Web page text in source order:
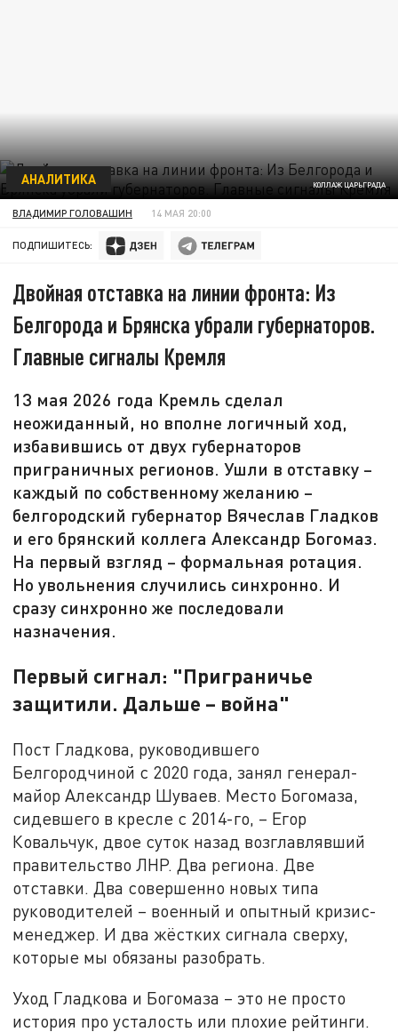
КОЛЛАЖ ЦАРЬГРАДА
АНАЛИТИКА
ВЛАДИМИР ГОЛОВАШИН 14 МАЯ 20:00
ПОДПИШИТЕСЬ:
Двойная отставка на линии фронта: Из
Белгорода и Брянска убрали губернаторов.
Главные сигналы Кремля
13 мая 2026 года Кремль сделал
неожиданный, но вполне логичный ход,
избавившись от двух губернаторов
приграничных регионов. Ушли в отставку –
каждый по собственному желанию –
белгородский губернатор Вячеслав Гладков
и его брянский коллега Александр Богомаз.
На первый взгляд – формальная ротация.
Но увольнения случились синхронно. И
сразу синхронно же последовали
назначения.
Первый сигнал: "Приграничье
защитили. Дальше – война"
Пост Гладкова, руководившего
Белгородчиной с 2020 года, занял генерал-
майор Александр Шуваев. Место Богомаза,
сидевшего в кресле с 2014-го, – Егор
Ковальчук, двое суток назад возглавлявший
правительство ЛНР. Два региона. Две
отставки. Два совершенно новых типа
руководителей – военный и опытный кризис-
менеджер. И два жёстких сигнала сверху,
которые мы обязаны разобрать.
Уход Гладкова и Богомаза – это не просто
история про усталость или плохие рейтинги.